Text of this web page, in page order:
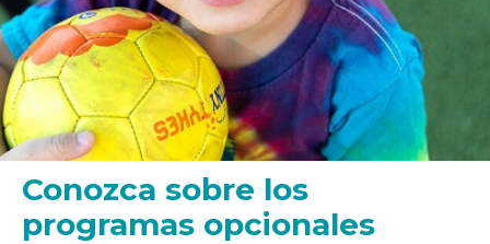
Conozca sobre los
programas opcionales